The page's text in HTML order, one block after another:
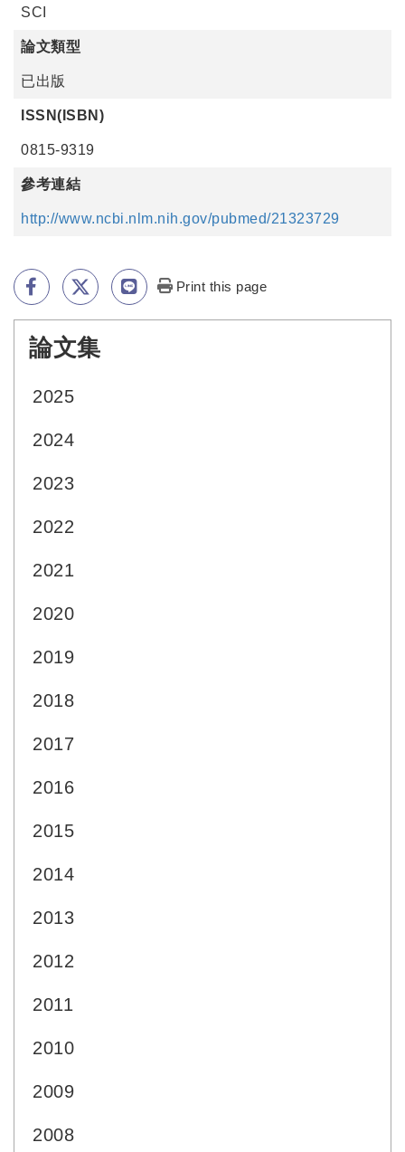
SCI
論文類型
已出版
ISSN(ISBN)
0815-9319
參考連結
http://www.ncbi.nlm.nih.gov/pubmed/21323729
Print this page
論文集
2025
2024
2023
2022
2021
2020
2019
2018
2017
2016
2015
2014
2013
2012
2011
2010
2009
2008